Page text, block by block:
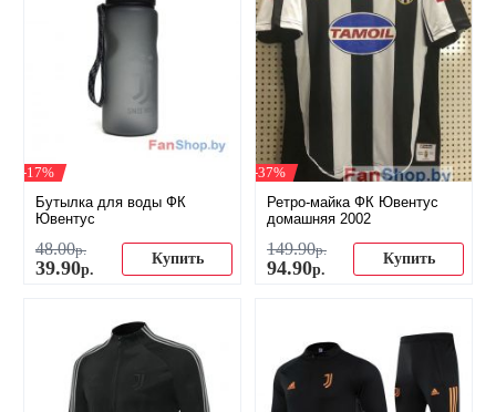
-17%
Бутылка для воды ФК
Ювентус
48.00р.
39.90р.
Купить
-37%
Ретро-майка ФК Ювентус
домашняя 2002
149.90р.
94.90р.
Купить